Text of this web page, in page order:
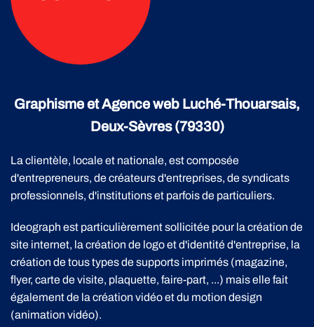
Graphisme et Agence web Luché-Thouarsais,
Deux-Sèvres (79330)
La clientèle, locale et nationale, est composée
d'entrepreneurs, de créateurs d'entreprises, de syndicats
professionnels, d'institutions et parfois de particuliers.
Ideograph est particulièrement sollicitée pour la création de
site internet, la création de logo et d'identité d'entreprise, la
création de tous types de supports imprimés (magazine,
flyer, carte de visite, plaquette, faire-part, ...) mais elle fait
également de la création vidéo et du motion design
(animation vidéo).